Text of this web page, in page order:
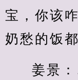
宝，你该
奶愁的饭
姜景